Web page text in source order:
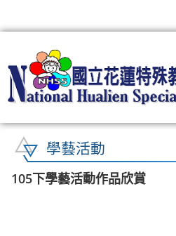
學藝活動
105下學藝活動作品欣賞